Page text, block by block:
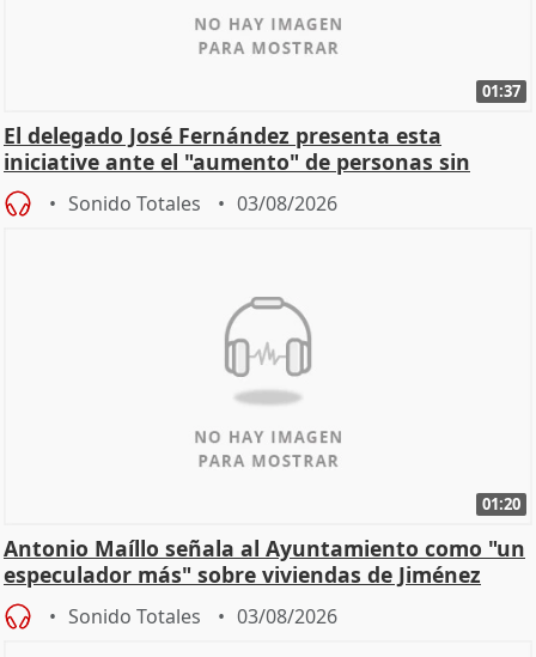
01:37
El delegado José Fernández presenta esta
iniciative ante el "aumento" de personas sin
hogar en Madri
Sonido Totales 03/08/2026
01:20
Antonio Maíllo señala al Ayuntamiento como "un
especulador más" sobre viviendas de Jiménez
Becerril
Sonido Totales 03/08/2026